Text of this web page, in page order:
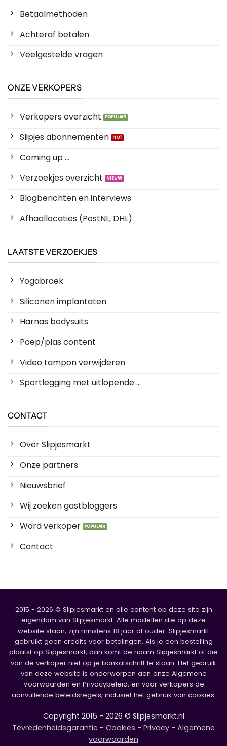
Betaalmethoden
Achteraf betalen
Veelgestelde vragen
ONZE VERKOPERS
Verkopers overzicht
Slipjes abonnementen
Coming up ...
Verzoekjes overzicht
Blogberichten en interviews
Afhaallocaties (PostNL, DHL)
LAATSTE VERZOEKJES
Yogabroek
Siliconen implantaten
Harnas bodysuits
Poep/plas content
Video tampon verwijderen
Sportlegging met uitlopende ...
CONTACT
Over Slipjesmarkt
Onze partners
Nieuwsbrief
Wij zoeken gastbloggers
Word verkoper
Contact
2015 - 2026 © Slipjesmarkt en alle content op deze site zijn
eigendom van Slipjesmarkt. Alle modellen die op deze
website staan, zijn minstens 18 jaar of ouder. Slipjesmarkt
gebruikt geen credits voor betalingen. Als je een bestelling
plaatst op Slipjesmarkt, dan komt de naam Slipjesmarkt of die
van de verkoper niet op je bankafschrift te staan. Het gebruik
van deze website is onderworpen aan onze Algemene
Voorwaarden en Privacybeleid, en voor verkopers de
aanvullende beleidsregels, inclusief het gebruik van cookies.
Copyright 2015 - 2026 © Slipjesmarkt.nl
Tevredenheidsgarantie - Cookies - Privacy - Algemene
voorwaarden